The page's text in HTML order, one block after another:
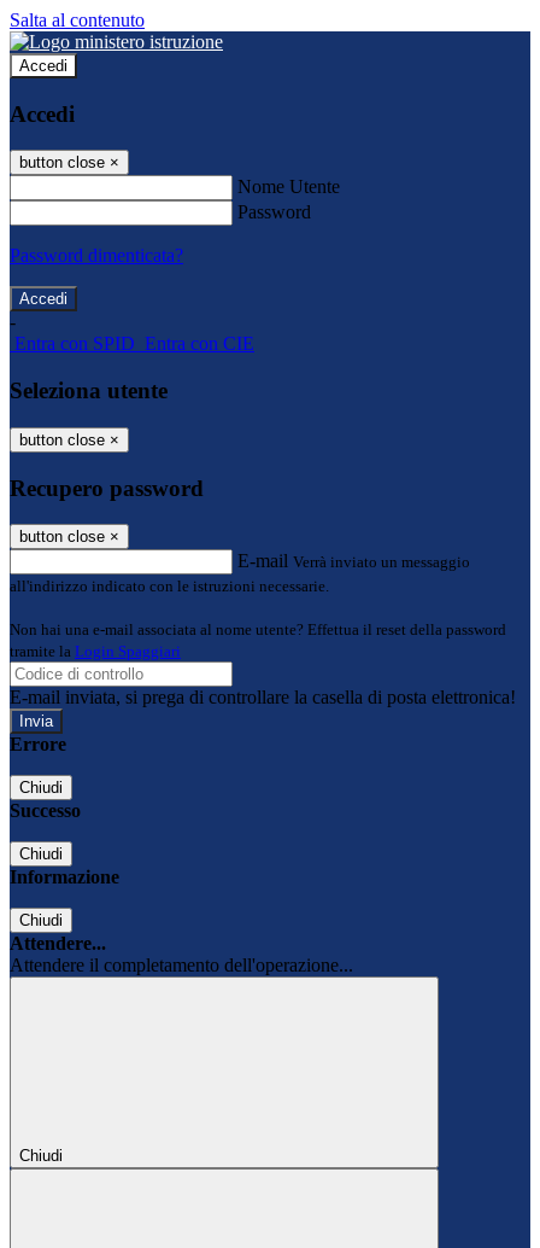
Salta al contenuto
Accedi
Accedi
button close ×
Nome Utente
Password
Password dimenticata?
-
Entra con SPID Entra con CIE
Seleziona utente
button close ×
Recupero password
button close ×
E-mail Verrà inviato un messaggio
all'indirizzo indicato con le istruzioni necessarie.
Non hai una e-mail associata al nome utente? Effettua il reset della password
tramite la Login Spaggiari
E-mail inviata, si prega di controllare la casella di posta elettronica!
Errore
Chiudi
Successo
Chiudi
Informazione
Chiudi
Attendere...
Attendere il completamento dell'operazione...
Chiudi